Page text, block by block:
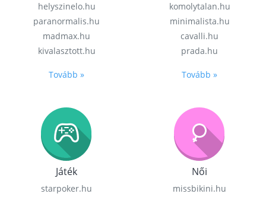
helyszinelo.hu
paranormalis.hu
madmax.hu
kivalasztott.hu
Tovább »
komolytalan.hu
minimalista.hu
cavalli.hu
prada.hu
Tovább »
Játék
starpoker.hu
Női
missbikini.hu